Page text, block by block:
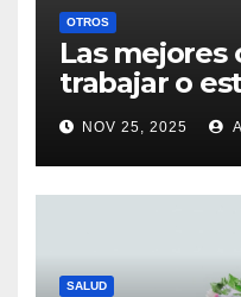
OTROS
Las mejores
trabajar o
centro de
NOV 25, 2025
SALUD